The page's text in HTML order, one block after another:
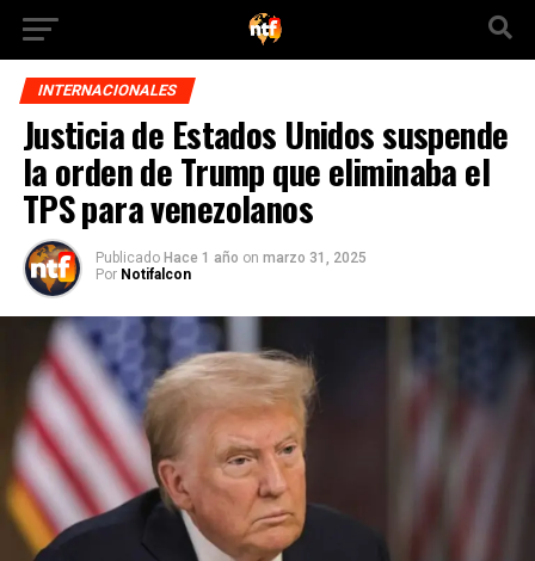
INTERNACIONALES
Justicia de Estados Unidos suspende
la orden de Trump que eliminaba el
TPS para venezolanos
Publicado Hace 1 año on marzo 31, 2025
Por Notifalcon